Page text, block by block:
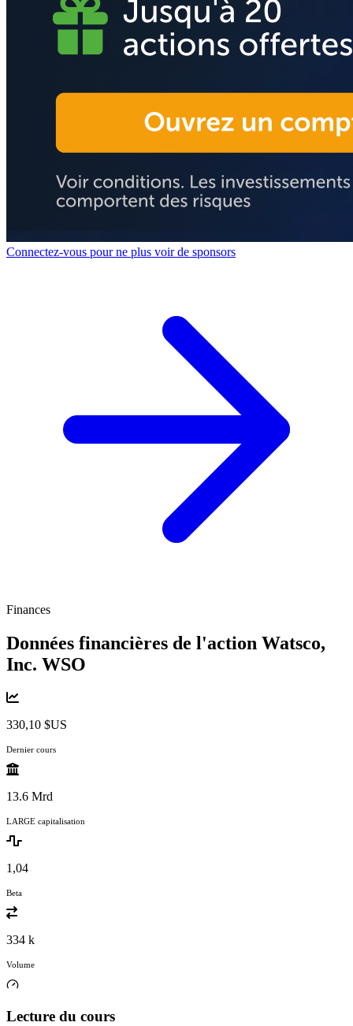
Connectez-vous pour ne plus voir de sponsors
Finances
Données financières de l'action Watsco,
Inc. WSO
330,10 $US
Dernier cours
13.6 Mrd
LARGE capitalisation
1,04
Beta
334 k
Volume
Lecture du cours